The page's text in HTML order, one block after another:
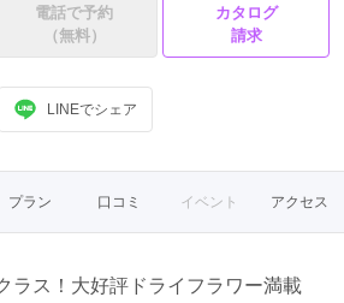
電話で予約
（無料）
カタログ
請求
LINEでシェア
プラン 口コミ イベント アクセス
ラス！大好評ドライフラワー満載